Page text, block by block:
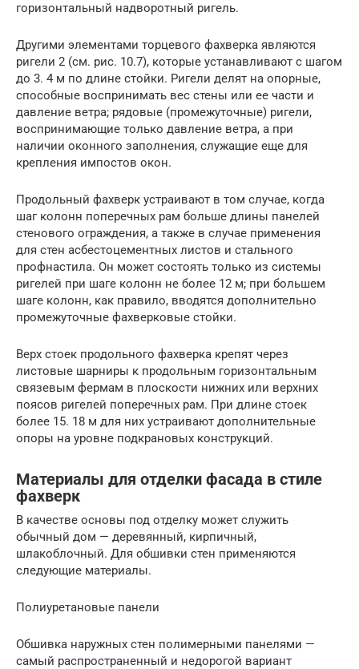
горизонтальный надворотный ригель.
Другими элементами торцевого фахверка являются
ригели 2 (см. рис. 10.7), которые устанавливают с шагом
до 3. 4 м по длине стойки. Ригели делят на опорные,
способные воспринимать вес стены или ее части и
давление ветра; рядовые (промежуточные) ригели,
воспринимающие только давление ветра, а при
наличии оконного заполнения, служащие еще для
крепления импостов окон.
Продольный фахверк устраивают в том случае, когда
шаг колонн поперечных рам больше длины панелей
стенового ограждения, а также в случае применения
для стен асбестоцементных листов и стального
профнастила. Он может состоять только из системы
ригелей при шаге колонн не более 12 м; при большем
шаге колонн, как правило, вводятся дополнительно
промежуточные фахверковые стойки.
Верх стоек продольного фахверка крепят через
листовые шарниры к продольным горизонтальным
связевым фермам в плоскости нижних или верхних
поясов ригелей поперечных рам. При длине стоек
более 15. 18 м для них устраивают дополнительные
опоры на уровне подкрановых конструкций.
Материалы для отделки фасада в стиле
фахверк
В качестве основы под отделку может служить
обычный дом — деревянный, кирпичный,
шлакоблочный. Для обшивки стен применяются
следующие материалы.
Полиуретановые панели
Обшивка наружных стен полимерными панелями —
самый распространенный и недорогой вариант